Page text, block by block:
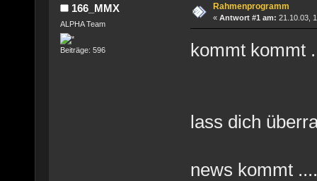
166_MMX
ALPHA Team
Beiträge: 596
Rahmenprogramm
« Antwort #1 am: 21.10.03,
kommt kommt
lass dich
news kommt ....